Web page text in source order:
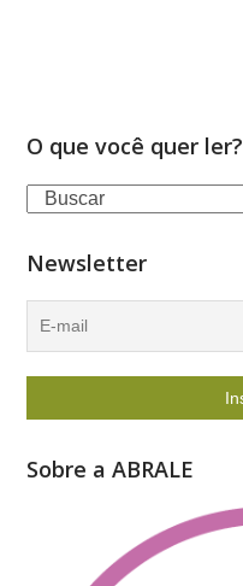
O que você quer ler?
Search
Newsletter
Sobre a ABRALE